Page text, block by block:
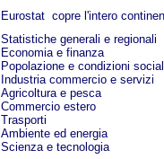
Eurostat copre l'intero
Statistiche generali e regionali
Economia e finanza
Popolazione e condizioni
Industria commercio e servizi
Agricoltura e pesca
Commercio estero
Trasporti
Ambiente ed energia
Scienza e tecnologia